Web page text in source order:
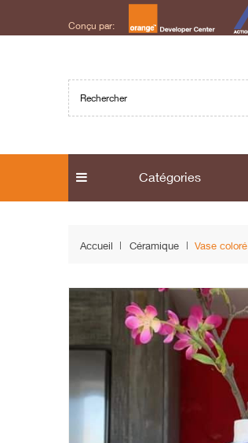
Conçu par:
Catégories
Accueil Céramique Vase coloré